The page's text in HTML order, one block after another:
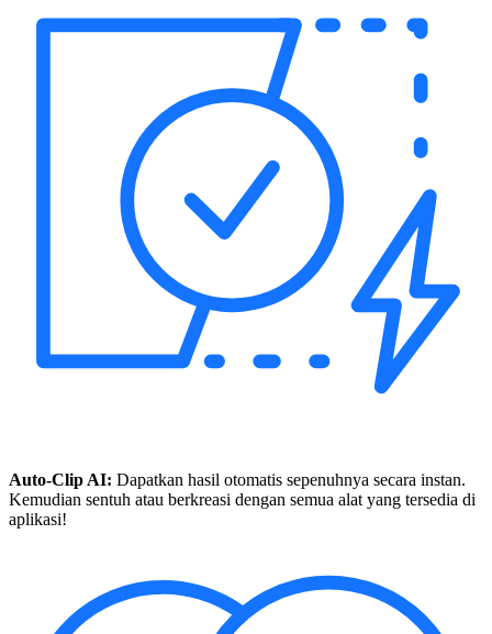
Auto-Clip AI: Dapatkan hasil otomatis sepenuhnya secara instan.
Kemudian sentuh atau berkreasi dengan semua alat yang tersedia di
aplikasi!